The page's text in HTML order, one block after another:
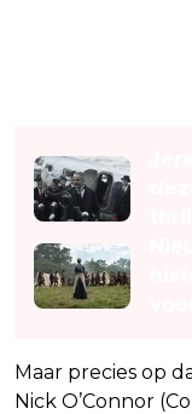
Maar precies op
Nick O’Connor